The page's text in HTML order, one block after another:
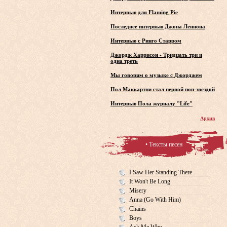
Интервью для Flaming Pie
Последнее интервью Джона Леннона
Интервью с Ринго Старром
Джордж Харрисон - Тридцать три и
одна треть
Мы говорим о музыке с Джорджем
Пол Маккартни стал первой поп-звездой
Интервью Пола журналу "Life"
Архив
• Тексты песен
I Saw Her Standing There
It Won't Be Long
Misery
Anna (Go With Him)
Chains
Boys